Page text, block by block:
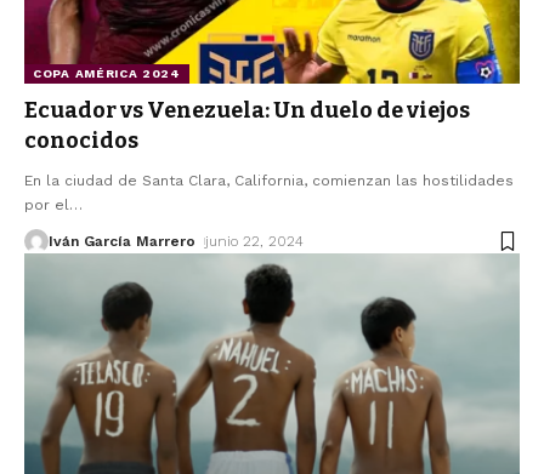
COPA AMÉRICA 2024
Ecuador vs Venezuela: Un duelo de viejos
conocidos
En la ciudad de Santa Clara, California, comienzan las hostilidades
por el…
Iván García Marrero junio 22, 2024